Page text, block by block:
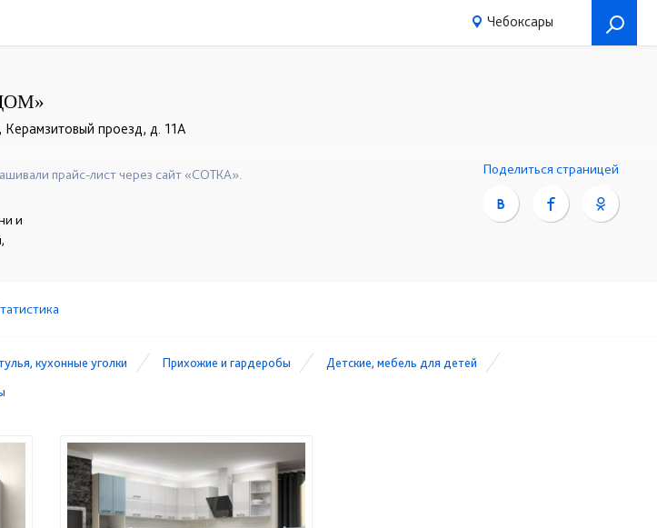
Чебоксары
проезд, д. 11А
прайс-лист через сайт «СОТКА».
и
Поделиться страницей
кухонные уголки Прихожие и гардеробы
Детские, мебель для детей